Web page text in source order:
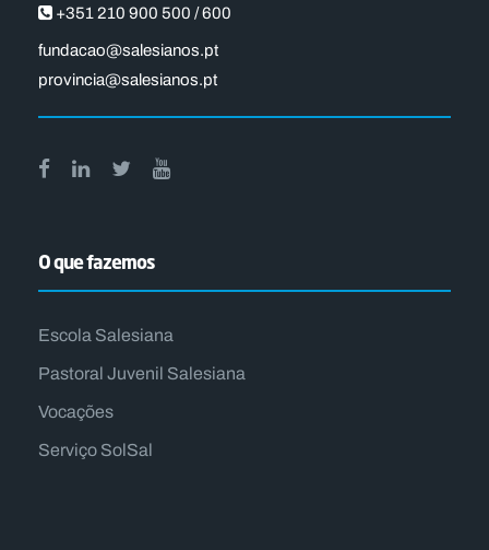
+351 210 900 500 / 600
fundacao@salesianos.pt
provincia@salesianos.pt
O que fazemos
Escola Salesiana
Pastoral Juvenil Salesiana
Vocações
Serviço SolSal